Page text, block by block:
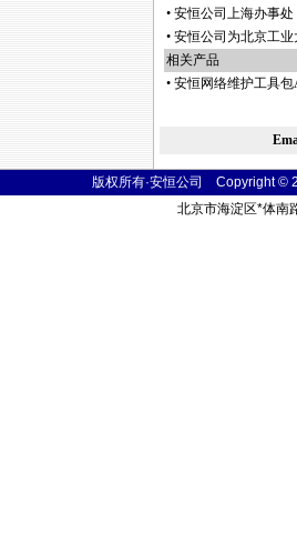
• 安恒公司上海办事处
• 安恒公司为北京工业
相关产品
• 安恒网络维护工具
版权所有·安恒公司 Copyright
北京市海淀区*体南